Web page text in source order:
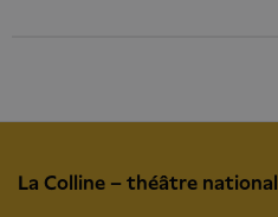
La Colline – théâtre national